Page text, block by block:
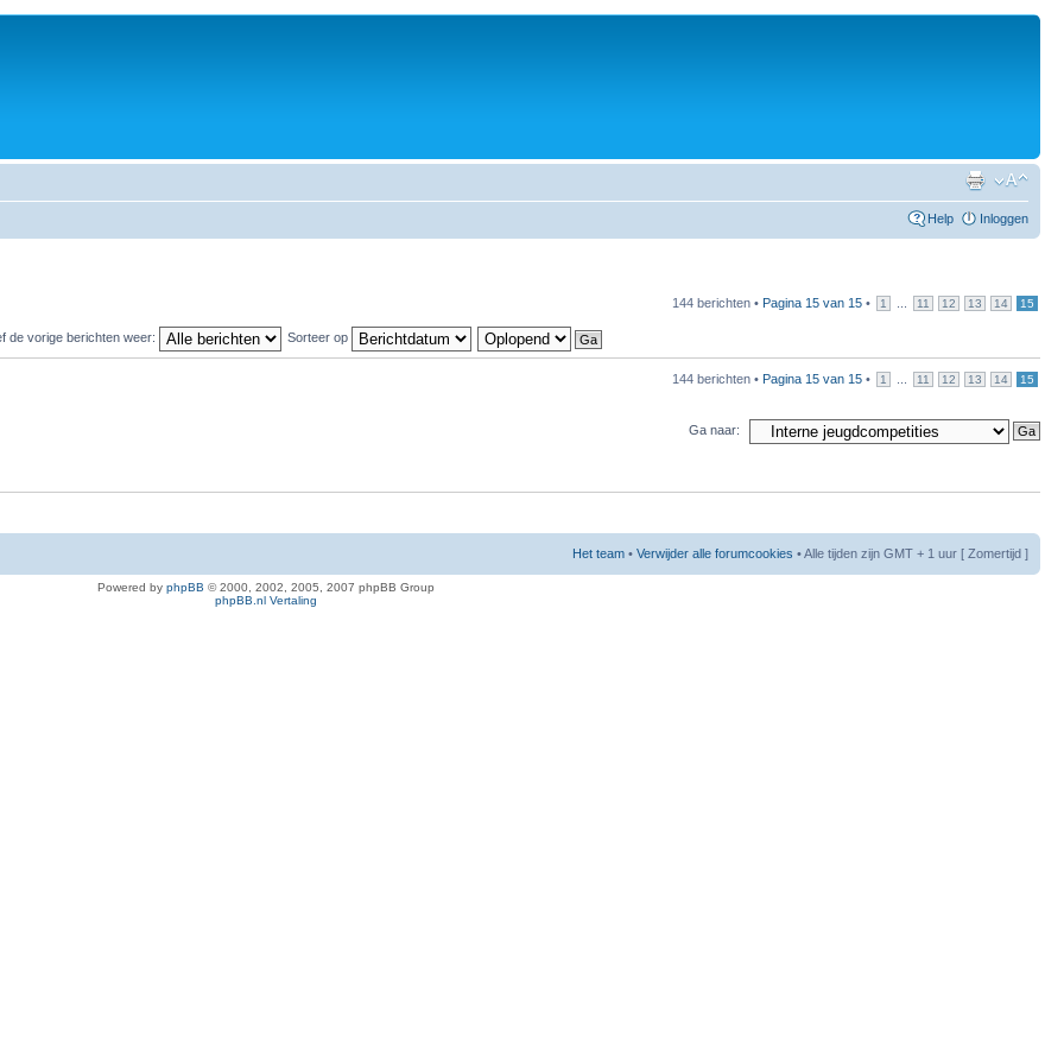
Help Inloggen
144 berichten • Pagina 15 van 15 • 1 11 12 13 14 15
de vorige berichten weer: Sorteer op
144 berichten • Pagina 15 van 15 • 1 11 12 13 14 15
Ga naar:
Het team • Verwijder alle forumcookies • Alle tijden zijn GMT + 1 uur [ Zomertijd ]
Powered by phpBB © 2000, 2002, 2005, 2007 phpBB Group
phpBB.nl Vertaling